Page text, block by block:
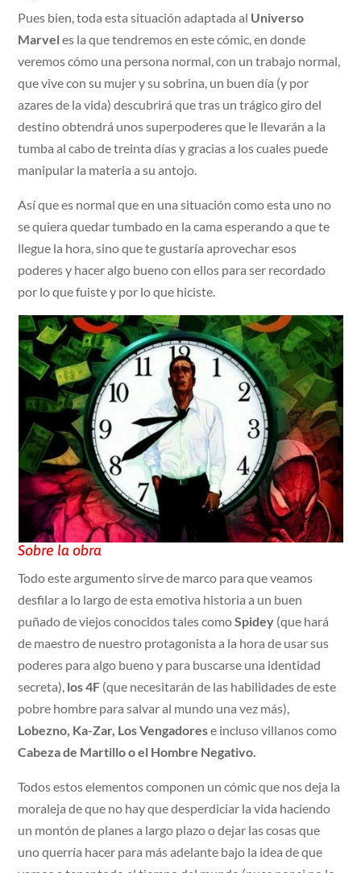
Pues bien, toda esta situación adaptada al Universo
Marveles la que tendremos en este cómic, en donde
veremos cómo una persona normal, con un trabajo normal,
que vive con su mujer y su sobrina, un buen día (y por
azares de la vida) descubrirá que tras un trágico giro del
destino obtendrá unos superpoderes que le llevarán a la
tumba al cabo de treinta días y gracias a los cuales puede
manipular la materia a su antojo.
Así que es normal que en una situación como esta uno no
se quiera quedar tumbado en la cama esperando a que te
llegue la hora, sino que te gustaría aprovechar esos
poderes y hacer algo bueno con ellos para ser recordado
por lo que fuiste y por lo que hiciste.
Sobre la obra
Todo este argumento sirve de marco para que veamos
desfilar a lo largo de esta emotiva historia a un buen
puñado de viejos conocidos tales comoSpidey (que hará
de maestro de nuestro protagonista a la hora de usar sus
poderes para algo bueno y para buscarse una identidad
secreta), los 4F (que necesitarán de las habilidades de este
pobre hombre para salvar al mundo una vez más),
Lobezno, Ka-Zar, Los Vengadorese incluso villanos como
Cabeza de Martillo o el Hombre Negativo.
Todos estos elementos componen un cómic que nos deja la
moraleja de que no hay que desperdiciar la vida haciendo
un montón de planes a largo plazo o dejar las cosas que
uno querría hacer para más adelante bajo la idea de que